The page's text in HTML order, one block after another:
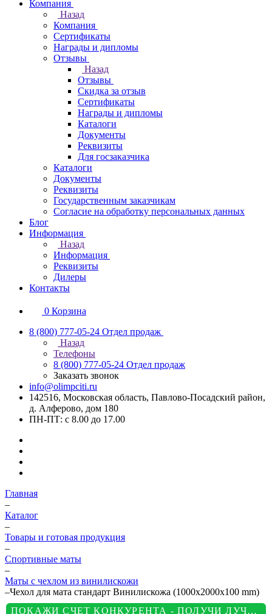
Компания
Назад
Компания
Сертификаты
Награды и дипломы
Отзывы
Назад
Отзывы
Скидка за отзыв
Сертификаты
Награды и дипломы
Каталоги
Документы
Реквизиты
Для госзаказчика
Каталоги
Документы
Реквизиты
Государственным заказчикам
Согласие на обработку персональных данных
Блог
Информация
Назад
Информация
Реквизиты
Дилеры
Контакты
0 Корзина
8 (800) 777-05-24 Отдел продаж
Назад
Телефоны
8 (800) 777-05-24 Отдел продаж
Заказать звонок
info@olimpciti.ru
142516, Московская область, Павлово-Посадский район,
д. Алферово, дом 180
ПН-ПТ: с 8.00 до 17.00
Главная
–
Каталог
–
Товары и готовая продукция
–
Спортивные маты
–
Маты с чехлом из винилискожи
–Чехол для мата стандарт Винилискожа (1000х2000х100 mm)
ПОКАЖИ СЧЕТ КОНКУРЕНТА - ПОЛУЧИ ЛУЧШУЮ ЦЕНУ